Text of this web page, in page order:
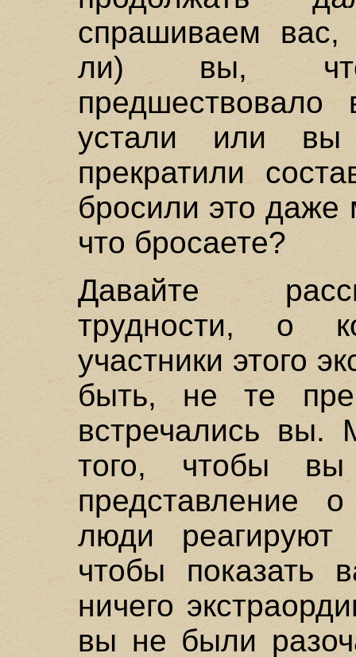
спрашиваем вас,
ли) вы, что
устали или вы
прекратили
бросили это даже
что бросаете?
Давайте
трудности, о
участники этого
быть, не те
встречались
того, чтобы вы
представление
люди реагируют
чтобы показать
ничего
вы не были